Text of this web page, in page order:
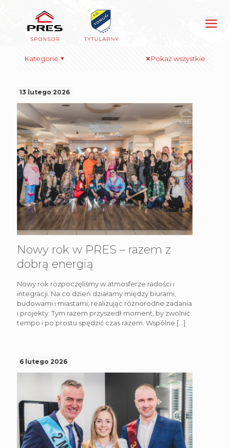
Kategorie Pokaż wszystkie
13 lutego 2026
Nowy rok w PRES – razem z
dobrą energią
Nowy rok rozpoczęliśmy w atmosferze radości i
integracji. Na co dzień działamy między biurami,
budowami i miastami, realizując różnorodne zadania
i projekty. Tym razem przyszedł moment, by zwolnić
tempo i po prostu spędzić czas razem. Wspólne […]
6 lutego 2026